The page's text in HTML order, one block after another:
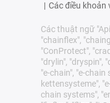
| Các điều khoản
Các thuật ngữ
"chainflex",
"ConProtect",
"drylin", "dryspin",
"e-chain", "e-chain
kettensysteme",
chain systems",